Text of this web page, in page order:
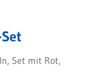
Set mit Rot,